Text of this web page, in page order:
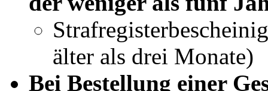
älter als drei Monate)
Bei Bestellung einer